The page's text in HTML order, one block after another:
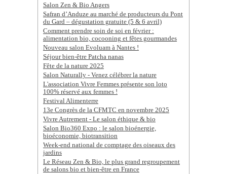
Salon Zen & Bio Angers
Safran d’Anduze au marché de producteurs du Pont
du Gard – dégustation gratuite (5 & 6 avril)
Comment prendre soin de soi en février :
alimentation bio, cocooning et fêtes gourmandes
Nouveau salon Evoluam à Nantes !
Séjour bien-être Patcha nanas
Fête de la nature 2025
Salon Naturally - Venez célébrer la nature
L'association Vivre Femmes présente son loto
100% réservé aux femmes !
Festival Alimenterre
13e Congrès de la CFMTC en novembre 2025
Vivre Autrement - Le salon éthique & bio
Salon Bio360 Expo : le salon bioénergie,
bioéconomie, biotransition
Week-end national de comptage des oiseaux des
jardins
Le Réseau Zen & Bio, le plus grand regroupement
de salons bio et bien-être en France